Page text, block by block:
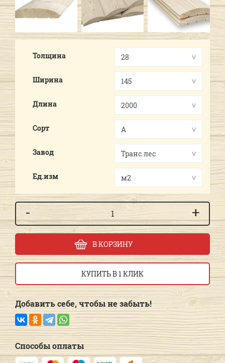
Previous Next
Толщина
Ширина
Длина
Сорт
Завод
Ед.изм
- +
В КОРЗИНУ
КУПИТЬ В 1 КЛИК
Добавить себе, чтобы не забыть!
Способы оплаты